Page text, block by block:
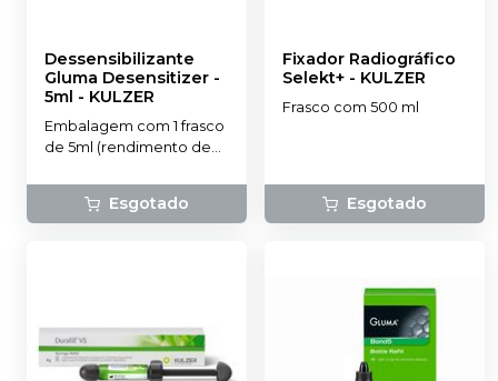
Dessensibilizante
Gluma Desensitizer -
5ml - KULZER
Embalagem com 1 frasco
de 5ml (rendimento de
Esgotado
Fixador Radiográfico
Selekt+ - KULZER
Frasco com 500 ml
Esgotado